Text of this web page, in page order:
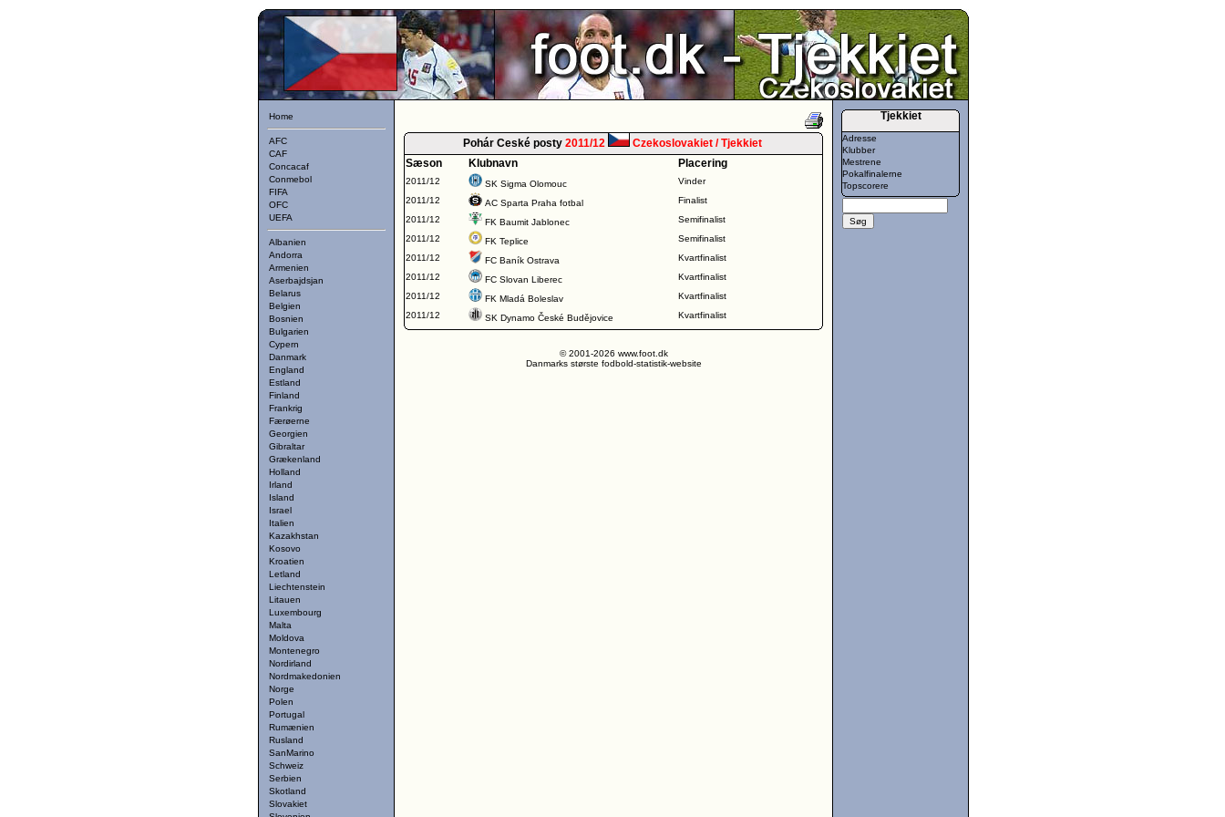
Home
AFC
CAF
Concacaf
Conmebol
FIFA
OFC
UEFA
Albanien
Andorra
Armenien
Aserbajdsjan
Belarus
Belgien
Bosnien
Bulgarien
Cypern
Danmark
England
Estland
Finland
Frankrig
Færøerne
Georgien
Gibraltar
Grækenland
Holland
Irland
Island
Israel
Italien
Kazakhstan
Kosovo
Kroatien
Letland
Liechtenstein
Litauen
Luxembourg
Malta
Moldova
Montenegro
Nordirland
Nordmakedonien
Norge
Polen
Portugal
Rumænien
Rusland
SanMarino
Schweiz
Serbien
Skotland
Slovakiet
Pohár Ceské posty2011/12
Czekoslovakiet / Tjekkiet
Sæson
Klubnavn Placering
2011/12 SK Sigma Olomouc
Vinder
2011/12
AC Sparta Praha fotbal
Finalist
2011/12
FK Baumit Jablonec
Semifinalist
2011/12
FK Teplice
Semifinalist
2011/12
FC Baník Ostrava
Kvartfinalist
2011/12
FC Slovan Liberec
Kvartfinalist
2011/12
FK Mladá Boleslav
Kvartfinalist
2011/12
SK Dynamo České Budějovice Kvartfinalist
© 2001-2026 www.foot.dk
Danmarks største fodbold-statistik-website
Tjekkiet
Adresse
Klubber
Mestrene
Pokalfinalerne
Topscorere